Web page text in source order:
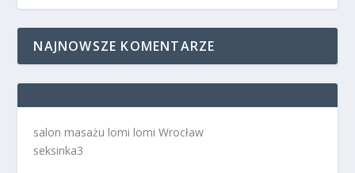
NAJNOWSZE KOMENTARZE
salon masażu lomi lomi Wrocław
seksinka3